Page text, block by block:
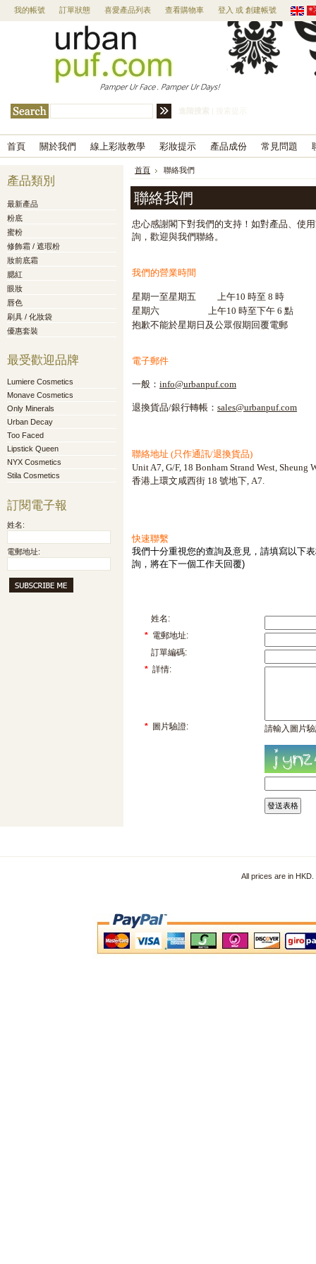
我的帳號 訂單狀態 喜愛產品列表 查看購物車 登入 或 創建帳號
進階搜索
首頁 關於我們 線上彩妝教學 彩妝提示 產品成份 常見問題
產品類別
最新產品
粉底
蜜粉
修飾霜 / 遮瑕粉
妝前底霜
腮紅
眼妝
唇色
刷具 / 化妝袋
優惠套裝
最受歡迎品牌
Lumiere Cosmetics
Monave Cosmetics
Only Minerals
Urban Decay
Too Faced
Lipstick Queen
NYX Cosmetics
Stila Cosmetics
訂閱電子報
姓名:
電郵地址:
首頁 聯絡我們
聯絡我們
忠心感謝閣下對我們的支持！如對產品、使
詢，歡迎與我們聯絡。
我們的營業時間
星期一至星期五 上午10 時至 8 時
星期六 上午10 時至下午 6 點
抱歉不能於星期日及公眾假期回覆電郵
電子郵件
一般： info@urbanpuf.com
退換貨品/銀行轉帳： sales@urbanpuf.com
聯絡地址 (只作通訊/退換貨品)
Unit A7, G/F, 18 Bonham Strand West, Sheung
香港上環文咸西街 18 號地下, A7.
快速聯繫
我們十分重視您的查詢及意見，請填寫以下
詢，將在下一個工作天回覆)
姓名:
* 電郵地址:
訂單編碼:
* 詳情:
* 圖片驗證: 請輸入圖片
All prices are in